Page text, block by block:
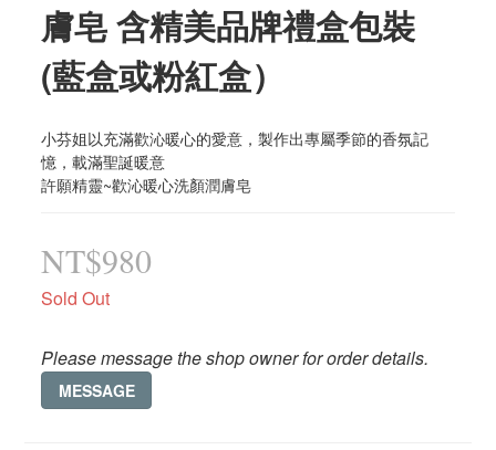
膚皂 含精美品牌禮盒包裝
(藍盒或粉紅盒）
小芬姐以充滿歡沁暖心的愛意，製作出專屬季節的香氛記
憶，載滿聖誕暖意
許願精靈~歡沁暖心洗顏潤膚皂
NT$980
Sold Out
Please message the shop owner for order details.
MESSAGE